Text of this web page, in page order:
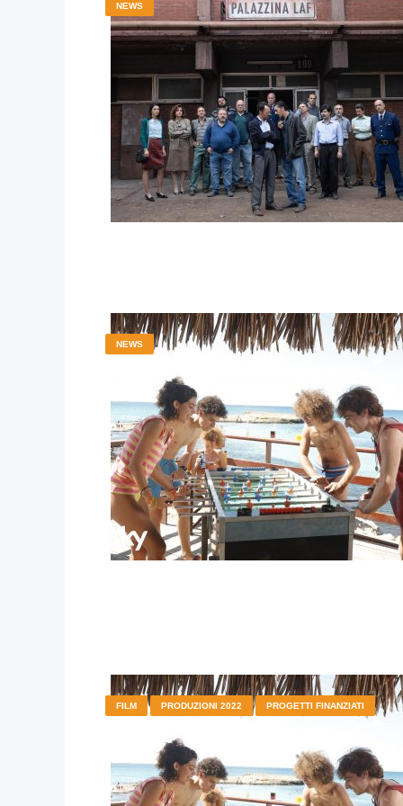
NEWS
NEWS
FILM PRODUZIONI 2022 PROGETTI FINANZIATI